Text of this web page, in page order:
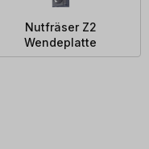
Nutfräser Z2
Wendeplatte